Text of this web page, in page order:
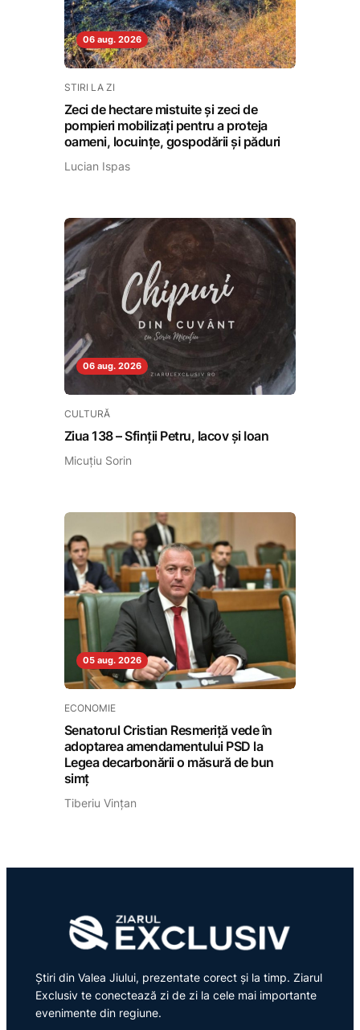
06 aug. 2026
STIRI LA ZI
Zeci de hectare mistuite și zeci de
pompieri mobilizați pentru a proteja
oameni, locuințe, gospodării și păduri
Lucian Ispas
06 aug. 2026
CULTURĂ
Ziua 138 – Sfinții Petru, Iacov și Ioan
Micuțiu Sorin
05 aug. 2026
ECONOMIE
Senatorul Cristian Resmeriță vede în
adoptarea amendamentului PSD la
Legea decarbonării o măsură de bun
simț
Tiberiu Vințan
Știri din Valea Jiului, prezentate corect și la timp. Ziarul
Exclusiv te conectează zi de zi la cele mai importante
evenimente din regiune.